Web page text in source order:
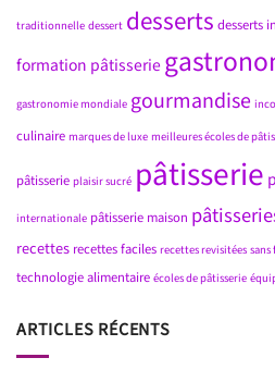
traditionnelle dessert desserts desserts
formation pâtisserie
gastronomie mondiale gourmandise
culinaire marques de luxe meilleures écoles de
pâtisserie plaisir sucré pâtisserie
internationale pâtisserie maison
recettes recettes faciles recettes revisitées sans
technologie alimentaire écoles de pâtisserie
ARTICLES RÉCENTS